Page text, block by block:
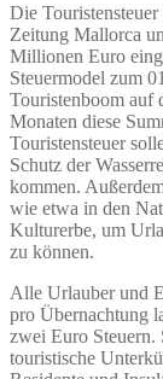
Die
Zeitung Mallorca
Millionen Euro
Steuermodel zum
Touristenboom auf
Monaten diese
Touristensteuer
Schutz der
kommen.
wie etwa in den
Kulturerbe, um
zu können.
Alle Urlauber und
pro Übernachtung
zwei Euro Steuern.
touristische